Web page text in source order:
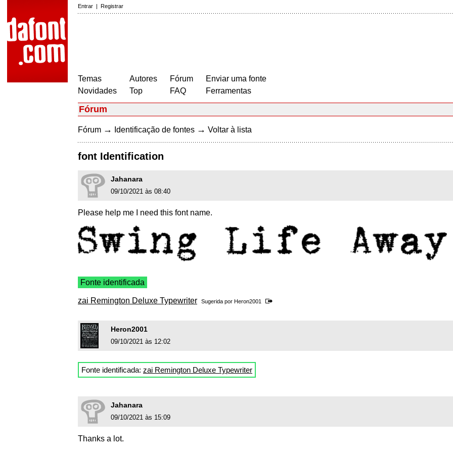
Entrar | Registrar
Temas
Novidades
Autores
Top
Fórum
FAQ
Enviar uma fonte
Ferramentas
Fórum
Fórum → Identificação de fontes → Voltar à lista
font Identification
Jahanara
09/10/2021 às 08:40
Please help me I need this font name.
Fonte identificada
zai Remington Deluxe Typewriter Sugerida por Heron2001
Heron2001
09/10/2021 às 12:02
Fonte identificada: zai Remington Deluxe Typewriter
Jahanara
09/10/2021 às 15:09
Thanks a lot.